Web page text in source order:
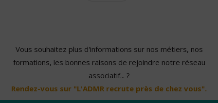
Vous souhaitez plus d'informations sur nos métiers, nos
formations, les bonnes raisons de rejoindre notre réseau
associatif... ?
Rendez-vous sur "L'ADMR recrute près de chez vous".